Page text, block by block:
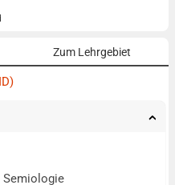
Zum Lehrgebiet
Semiologie